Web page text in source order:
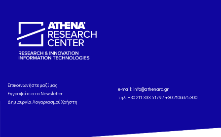
Eπικοινωνήστε μαζί μας
Εγγραφείτε στο Newsletter
Δημιουργία Λογαριασμού Χρήστη
e-mail: info@athenarc.gr
τηλ. +30 211 333 5179 / +30 2106875300